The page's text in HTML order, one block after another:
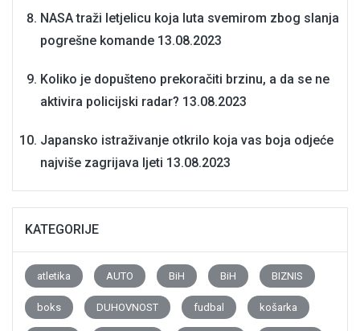
NASA traži letjelicu koja luta svemirom zbog slanja
pogrešne komande 13.08.2023
Koliko je dopušteno prekoračiti brzinu, a da se ne
aktivira policijski radar? 13.08.2023
Japansko istraživanje otkrilo koja vas boja odjeće
najviše zagrijava ljeti 13.08.2023
KATEGORIJE
atletika AUTO BiH BiH BIZNIS
boks DUHOVNOST fudbal košarka